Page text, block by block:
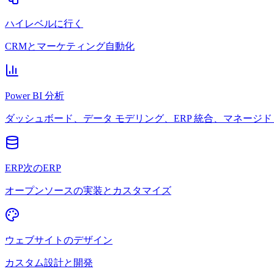
ハイレベルに行く
CRMとマーケティング自動化
Power BI 分析
ダッシュボード、データ モデリング、ERP 統合、マネージド
ERP次のERP
オープンソースの実装とカスタマイズ
ウェブサイトのデザイン
カスタム設計と開発